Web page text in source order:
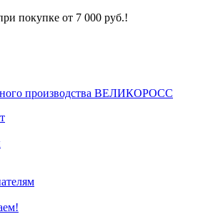
покупке от 7 000 руб.!